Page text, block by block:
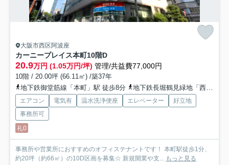
大阪市西区阿波座
カーニープレイス本町10階D
20.9万円 (1.05万円/坪) 管理/共益費77,000円
10階 / 20.00坪 (66.11㎡) /築37年
地下鉄御堂筋線「本町」駅 徒歩8分
地下鉄長堀鶴見緑地「西大橋」駅 徒歩11分
エアコン 電気有 温水洗浄便座 エレベーター
好立地
事務所可
礼0
事務所や営業所におすすめのオフィステナントです！ 本町駅徒歩1分、
約20坪（約66㎡）の10D区画を募集☆ 新規開業や支...
もっと見る